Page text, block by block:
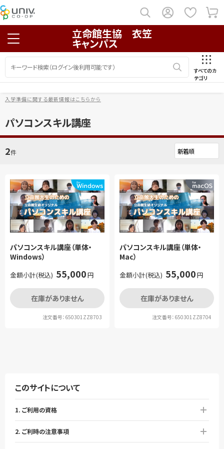
立命館生協 衣笠
キャンパス
すべてのカ
テゴリ
入学準備に関する最新情報はこちらから
パソコンスキル講座
2件
パソコンスキル講座（単体・
Windows）
金額小計(税込) 55,000円
在庫がありません
注文番号：650301ZZ8703
パソコンスキル講座（単体・
Mac）
金額小計(税込) 55,000円
在庫がありません
注文番号：650301ZZ8704
このサイトについて
1. ご利用の資格
2. ご利時の注意事項